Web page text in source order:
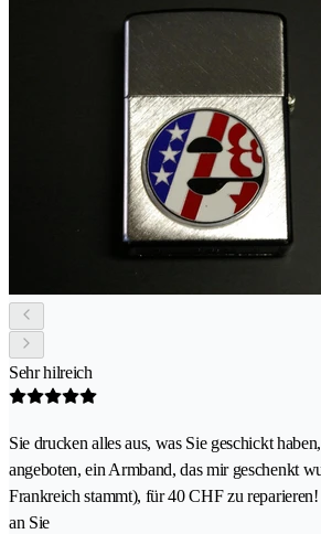
Sehr hilreich
Sie drucken alles aus, was Sie geschickt
angeboten, ein Armband, das mir geschenkt
Frankreich stammt), für 40 CHF zu
an Sie